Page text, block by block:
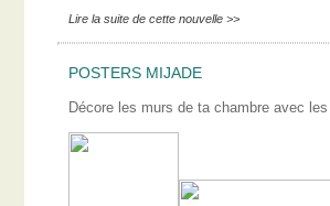
Lire la suite de cette nouvelle >>
POSTERS MIJADE
Décore les murs de ta chambre avec